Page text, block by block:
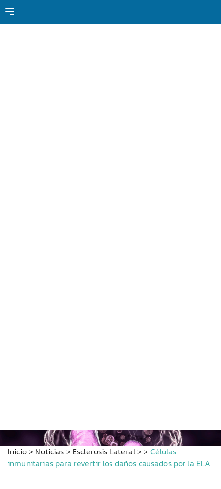
Inicio> Noticias > Esclerosis Lateral>> Células
inmunitarias para revertir los daños causados por la ELA